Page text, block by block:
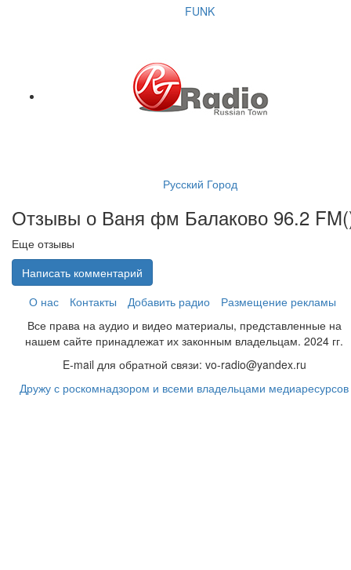
FUNK
Русский Город
Отзывы о Ваня фм Балаково 96.2 FM(
Еще отзывы
Написать комментарий
О нас
Контакты Добавить радио
Размещение рекламы
Все права на аудио и видео материалы, представленные на
нашем сайте принадлежат их законным владельцам. 2024 гг.
E-mail для обратной связи: vo-radio@yandex.ru
Дружу с роскомнадзором и всеми владельцами медиаресурсов